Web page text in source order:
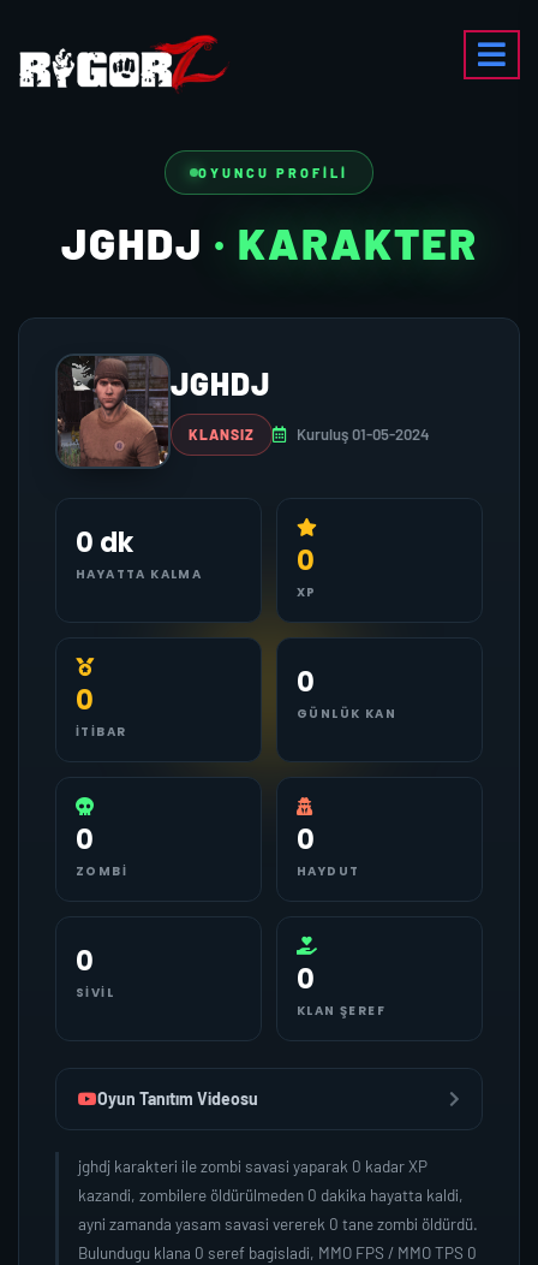
OYUNCU PROFILI
JGHDJ · KARAKTER
JGHDJ
KLANSIZ Kuruluş 01-05-2024
0 dk
HAYATTA KALMA 0
XP
0
İTIBAR
0
GÜNLÜK KAN
0
ZOMBI
0
HAYDUT
0
SIVIL 0
KLAN ŞEREF
Oyun Tanıtım Videosu
jghdj karakteri ile zombi savasi yaparak 0 kadar XP
kazandi, zombilere öldürülmeden 0 dakika hayatta kaldi,
ayni zamanda yasam savasi vererek 0 tane zombi öldürdü.
Bulundugu klana 0 seref bagisladi, MMO FPS / MMO TPS 0